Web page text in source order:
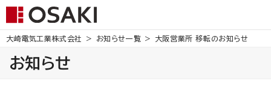
大崎電気工業株式会社 お知らせ一覧 大阪営業所 移転のお知らせ
お知らせ